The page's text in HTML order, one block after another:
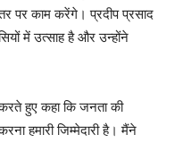
पर काम करेंगे। प्रदीप प्रसाद
में उत्साह है और उन्होंने
करते हुए कहा कि जनता की
हमारी जिम्मेदारी है। मैंने